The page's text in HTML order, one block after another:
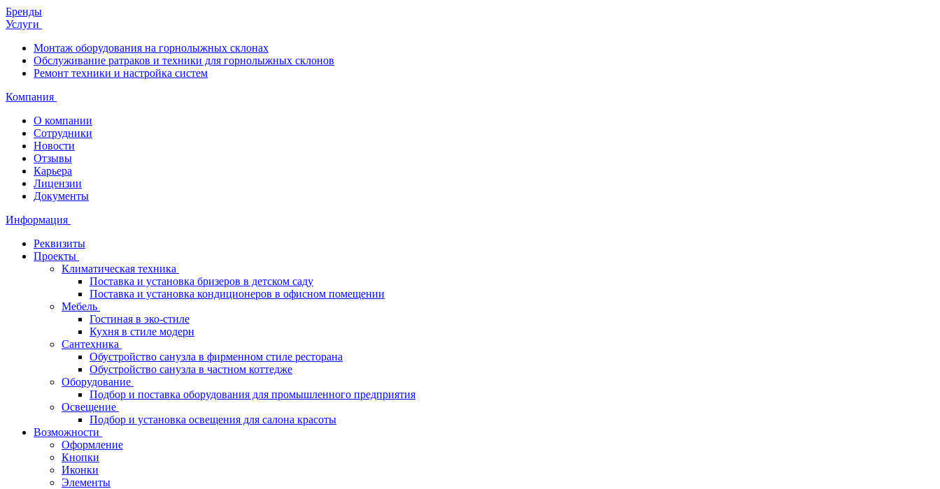
Бренды
Услуги
Монтаж оборудования на горнолыжных склонах
Обслуживание ратраков и техники для горнолыжных склонов
Ремонт техники и настройка систем
Компания
О компании
Сотрудники
Новости
Отзывы
Карьера
Лицензии
Документы
Информация
Реквизиты
Проекты
Климатическая техника
Поставка и установка бризеров в детском саду
Поставка и установка кондиционеров в офисном помещении
Мебель
Гостиная в эко-стиле
Кухня в стиле модерн
Сантехника
Обустройство санузла в фирменном стиле ресторана
Обустройство санузла в частном коттедже
Оборудование
Подбор и поставка оборудования для промышленного предприятия
Освещение
Подбор и установка освещения для салона красоты
Возможности
Оформление
Кнопки
Иконки
Элементы